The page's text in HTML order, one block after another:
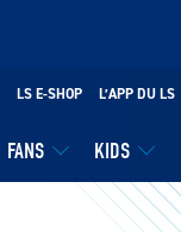
FANS KIDS
LS E-SHOP L’APP DU LS